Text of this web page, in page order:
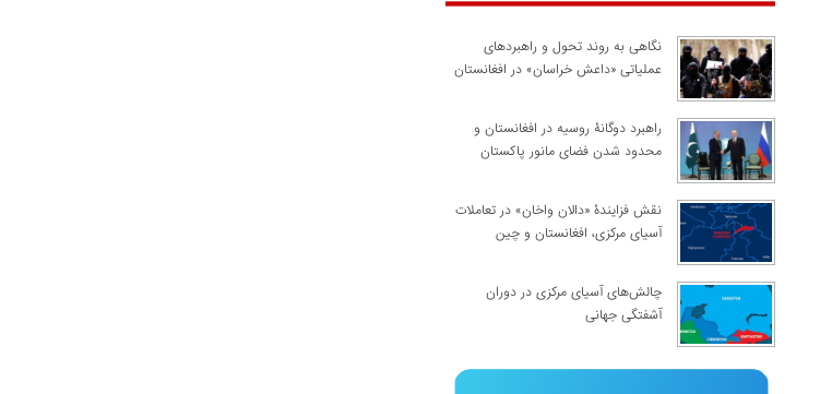
نگاهی به روند تحول و راهبردهای
عملیاتی «داعش خراسان» در افغانستان
راهبرد دوگانۀ روسیه در افغانستان و
محدود شدن فضای مانور پاکستان
نقش فزایندۀ «دالان واخان» در تعاملات
آسیای مرکزی، افغانستان و چین
چالش‌های آسیای مرکزی در دوران
آشفتگی جهانی